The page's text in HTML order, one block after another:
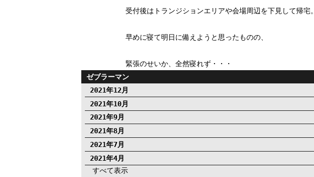
受付後はトランジションエリアや会場周辺を下見して帰宅。
早めに寝て明日に備えようと思ったものの、
緊張のせいか、全然寝れず・・・
ゼブラーマン
2021年12月
2021年10月
2021年9月
2021年8月
2021年7月
2021年4月
すべて表示